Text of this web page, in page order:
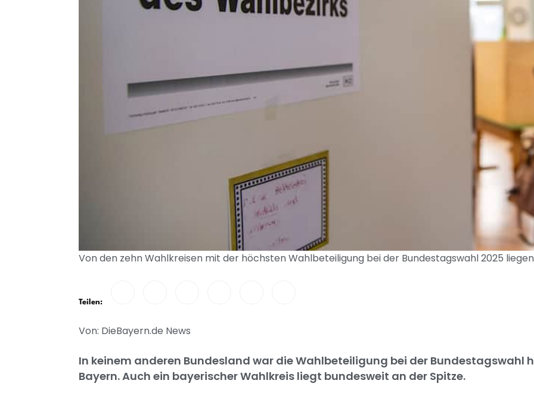
Von den zehn Wahlkreisen mit der höchsten Wahlbeteiligung bei der Bundestagswahl 2025
Teilen:
Von: DieBayern.de News
In keinem anderen Bundesland war die Wahlbeteiligung bei der Bundestagswahl
Bayern. Auch ein bayerischer Wahlkreis liegt bundesweit an der Spitze.